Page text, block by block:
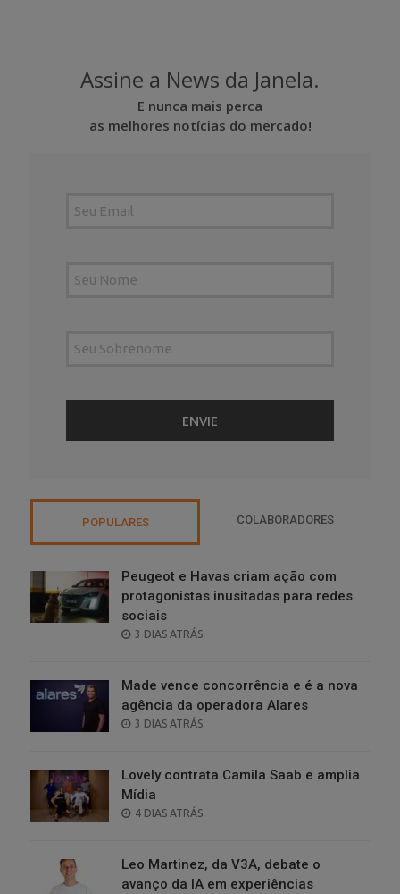
Assine a News da Janela.
E nunca mais perca
as melhores notícias do mercado!
POPULARES COLABORADORES
Peugeot e Havas criam ação com
protagonistas inusitadas para redes
sociais
POSTED
3 DIAS ATRÁS
Made vence concorrência e é a nova
agência da operadora Alares
POSTED
3 DIAS ATRÁS
Lovely contrata Camila Saab e amplia
Mídia
POSTED
4 DIAS ATRÁS
Leo Martinez, da V3A, debate o
avanço da IA em experiências